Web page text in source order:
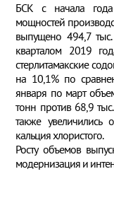
БСК с начала года
мощностей
выпущено 494,7
кварталом 2019
стерлитамакские
на 10,1% по
января по март
тонн против 68,9
также увеличились
кальция хлористого.
Росту объемов
модернизация и